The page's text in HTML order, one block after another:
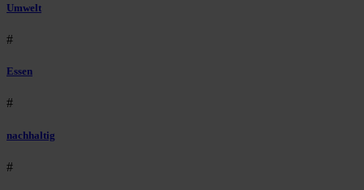
Umwelt
#
Essen
#
nachhaltig
#